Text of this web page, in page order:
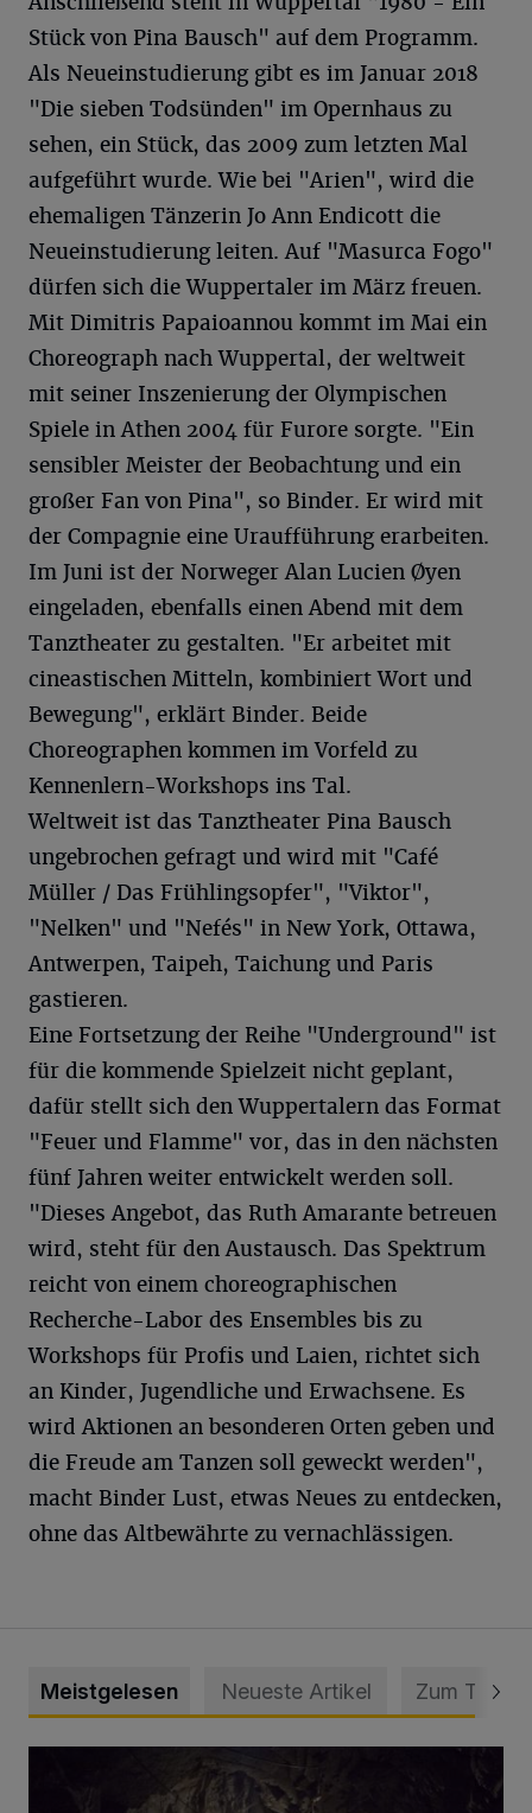
Stück von Pina Bausch" auf dem Programm.
Als Neueinstudierung gibt es im Januar 2018
"Die sieben Todsünden" im Opernhaus zu
sehen, ein Stück, das 2009 zum letzten Mal
aufgeführt wurde. Wie bei "Arien", wird die
ehemaligen Tänzerin Jo Ann Endicott die
Neueinstudierung leiten. Auf "Masurca Fogo"
dürfen sich die Wuppertaler im März freuen.
Mit Dimitris Papaioannou kommt im Mai ein
Choreograph nach Wuppertal, der weltweit
mit seiner Inszenierung der Olympischen
Spiele in Athen 2004 für Furore sorgte. "Ein
sensibler Meister der Beobachtung und ein
großer Fan von Pina", so Binder. Er wird mit
der Compagnie eine Uraufführung erarbeiten.
Im Juni ist der Norweger Alan Lucien Øyen
eingeladen, ebenfalls einen Abend mit dem
Tanztheater zu gestalten. "Er arbeitet mit
cineastischen Mitteln, kombiniert Wort und
Bewegung", erklärt Binder. Beide
Choreographen kommen im Vorfeld zu
Kennenlern-Workshops ins Tal.
Weltweit ist das Tanztheater Pina Bausch
ungebrochen gefragt und wird mit "Café
Müller / Das Frühlingsopfer", "Viktor",
"Nelken" und "Nefés" in New York, Ottawa,
Antwerpen, Taipeh, Taichung und Paris
gastieren.
Eine Fortsetzung der Reihe "Underground" ist
für die kommende Spielzeit nicht geplant,
dafür stellt sich den Wuppertalern das Format
"Feuer und Flamme" vor, das in den nächsten
fünf Jahren weiter entwickelt werden soll.
"Dieses Angebot, das Ruth Amarante betreuen
wird, steht für den Austausch. Das Spektrum
reicht von einem choreographischen
Recherche-Labor des Ensembles bis zu
Workshops für Profis und Laien, richtet sich
an Kinder, Jugendliche und Erwachsene. Es
wird Aktionen an besonderen Orten geben und
die Freude am Tanzen soll geweckt werden",
macht Binder Lust, etwas Neues zu entdecken,
ohne das Altbewährte zu vernachlässigen.
Meistgelesen Neueste Artikel Zum Thema